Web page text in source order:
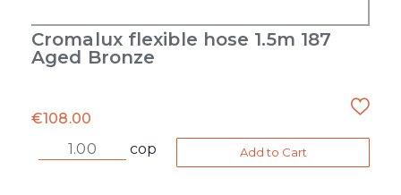
Cromalux flexible hose 1.5m 187
Aged Bronze
€108.00
cop
Add to Cart